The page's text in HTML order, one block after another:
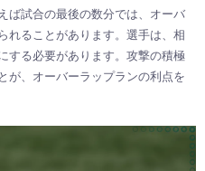
ば試合の最後の数分では、オーバ
れることがあります。選手は、相
する必要があります。攻撃の積極
が、オーバーラップランの利点を